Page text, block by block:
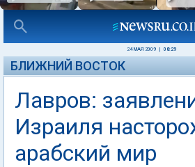
24 МАЯ 2009 08:29
БЛИЖНИЙ ВОСТОК
Лавров:
Израиля
арабский мир